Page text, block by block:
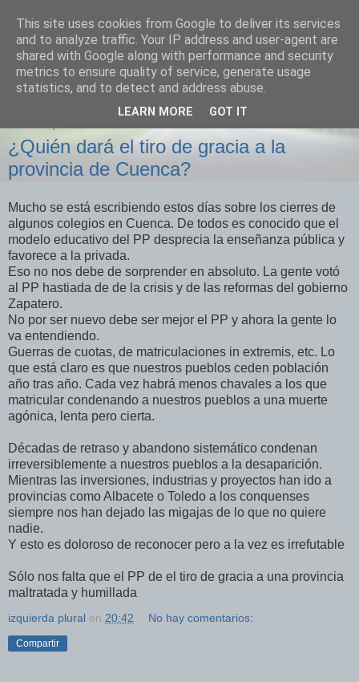
Izquierda Plural
Desde Cuenca para el mundo
¿Quién dará el tiro de gracia a la
provincia de Cuenca?
Mucho se está escribiendo estos días sobre los cierres de
algunos colegios en Cuenca. De todos es conocido que el
modelo educativo del PP desprecia la enseñanza pública y
favorece a la privada.
Eso no nos debe de sorprender en absoluto. La gente votó
al PP hastiada de de la crisis y de las reformas del gobierno
Zapatero.
No por ser nuevo debe ser mejor el PP y ahora la gente lo
va entendiendo.
Guerras de cuotas, de matriculaciones in extremis, etc. Lo
que está claro es que nuestros pueblos ceden población
año tras año. Cada vez habrá menos chavales a los que
matricular condenando a nuestros pueblos a una muerte
agónica, lenta pero cierta.
Décadas de retraso y abandono sistemático condenan
irreversiblemente a nuestros pueblos a la desaparición.
Mientras las inversiones, industrias y proyectos han ido a
provincias como Albacete o Toledo a los conquenses
siempre nos han dejado las migajas de lo que no quiere
nadie.
Y esto es doloroso de reconocer pero a la vez es irrefutable
Sólo nos falta que el PP de el tiro de gracia a una provincia
maltratada y humillada
izquierda plural en 20:42 No hay comentarios:
Compartir
This site uses cookies from Google to deliver its services
and to analyze traffic. Your IP address and user-agent are
shared with Google along with performance and security
metrics to ensure quality of service, generate usage
statistics, and to detect and address abuse.
LEARN MORE GOT IT